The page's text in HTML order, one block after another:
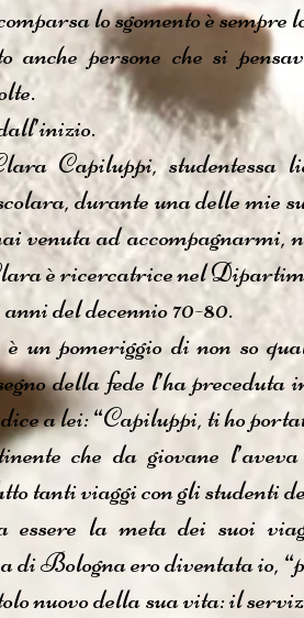
lo sgomento è sempre
anche persone che si
Capiluppi,
durante una delle mie
venuta ad
è ricercatrice nel
del decennio 70-80.
un pomeriggio di non so
della fede l’ha
a lei: “Capiluppi, ti ho
che da giovane
tanti viaggi con gli studenti
la meta dei suoi
di Bologna ero diventata io,
nuovo della sua vita: il